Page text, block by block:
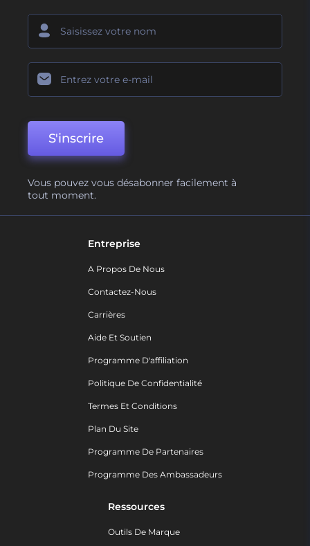
S'inscrire
Vous pouvez vous désabonner facilement à
tout moment.
Entreprise
A Propos De Nous
Contactez-Nous
Carrières
Aide Et Soutien
Programme D'affiliation
Politique De Confidentialité
Termes Et Conditions
Plan Du Site
Programme De Partenaires
Programme Des Ambassadeurs
Ressources
Outils De Marque